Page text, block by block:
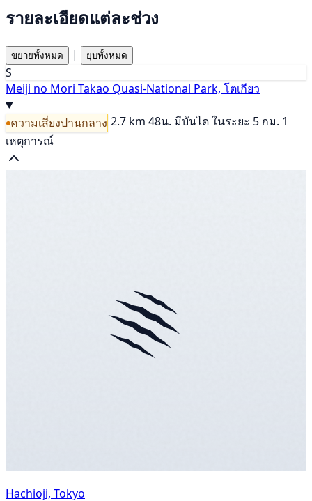
รายละเอียดแต่ละช่วง
ขยายทั้งหมด | ยุบทั้งหมด
S
Meiji no Mori Takao Quasi-National Park, โตเกียว
ความเสี่ยงปานกลาง 2.7 km 48น. มีบันไดในระยะ 5 กม. 1
เหตุการณ์
Hachioji, Tokyo